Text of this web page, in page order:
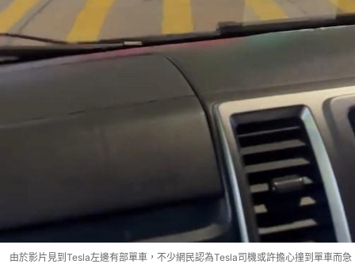
由於影片見到Tesla左邊有部單車，不少網民認為Tesla司機或許擔心撞到單車而急